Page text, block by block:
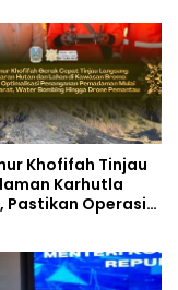
Khofifah Tinjau
Karhutla
Pastikan Operasi